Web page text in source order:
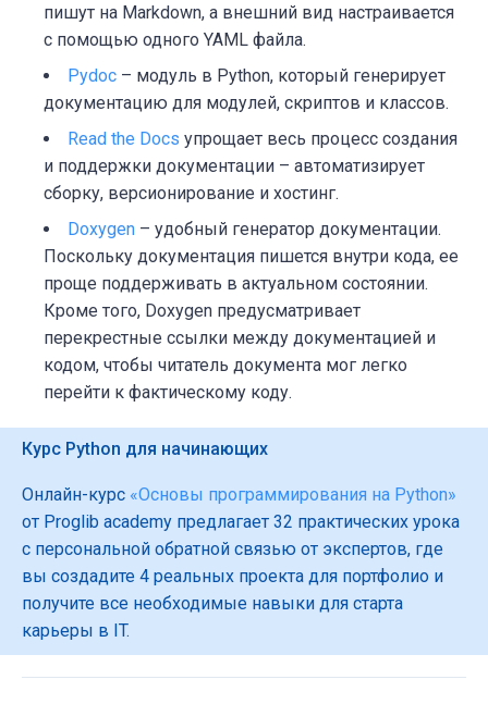
пишут на Markdown, а внешний вид настраивается
с помощью одного YAML файла.
Pydoc – модуль в Python, который генерирует
документацию для модулей, скриптов и классов.
Read the Docs упрощает весь процесс создания
и поддержки документации – автоматизирует
сборку, версионирование и хостинг.
Doxygen – удобный генератор документации.
Поскольку документация пишется внутри кода, ее
проще поддерживать в актуальном состоянии.
Кроме того, Doxygen предусматривает
перекрестные ссылки между документацией и
кодом, чтобы читатель документа мог легко
перейти к фактическому коду.
Курс Python для начинающих
Онлайн-курс «Основы программирования на Python»
от Proglib academy предлагает 32 практических урока
с персональной обратной связью от экспертов, где
вы создадите 4 реальных проекта для портфолио и
получите все необходимые навыки для старта
карьеры в IT.